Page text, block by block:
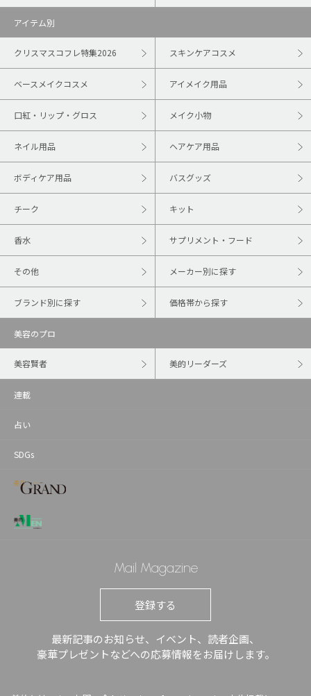
アイテム別
クリスマスコフレ特集2026 スキンケアコスメ
ベースメイクコスメ アイメイク用品
口紅・リップ・グロス メイク小物
ネイル用品 ヘアケア用品
ボディケア用品 バスグッズ
チーク キット
香水 サプリメント・フード
その他 メーカー別に探す
ブランド別に探す 価格帯から探す
美容のプロ
美容賢者 美的リーダーズ
連載
占い
SDGs
Mail Magazine
登録する
最新記事のお知らせ、イベント、読者企画、
豪華プレゼントなどへの応募情報をお届けします。